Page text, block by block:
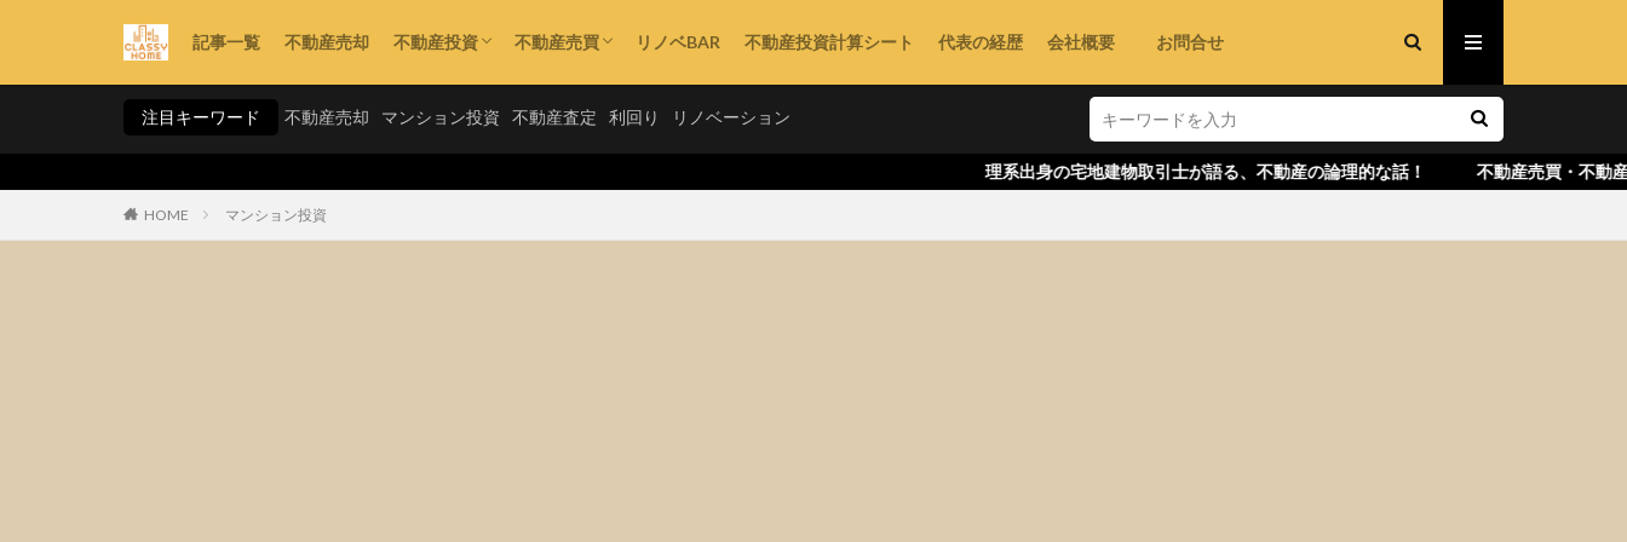
記事一覧 不動産売却 不動産投資 不動産売買 リノベBAR 不動産投資計算シート 代表の経歴 会社概要 お問合せ
注目キーワード 不動産売却 マンション投資 不動産査定 利回り リノベーション
理系出身の宅地建物取引士が語る、不動産の論理的な話！ 不動産売買・不動産投資・
HOME マンション投資